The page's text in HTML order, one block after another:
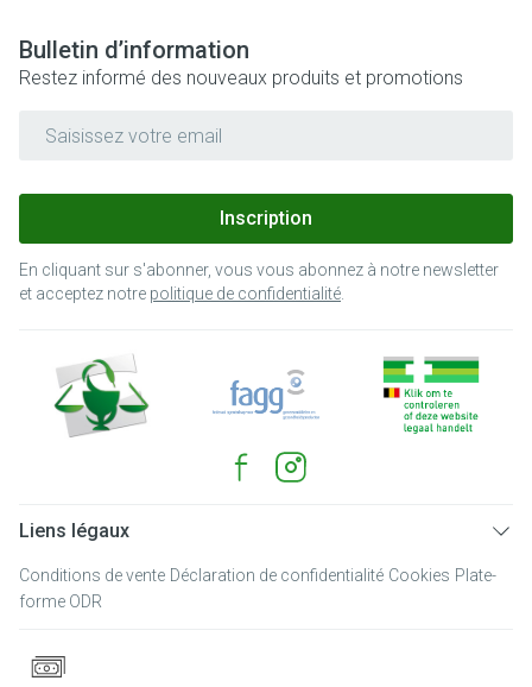
Bulletin d’information
Restez informé des nouveaux produits et promotions
Inscription
En cliquant sur s'abonner, vous vous abonnez à notre newsletter
et acceptez notre politique de confidentialité
Liens légaux
Conditions de vente Déclaration de confidentialité Cookies Plate-
forme ODR